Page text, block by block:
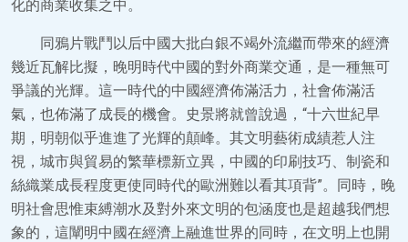
化的商業收集之中。
同鴉片戰鬥以后中國大批白銀不竭外流繼而帶來的經濟
幾近瓦解比擬，晚明時代中國的對外商業交通，是一種無可
爭議的光輝。這一時代的中國經濟佈滿活力，社會佈滿活
氣，也佈滿了成長的機會。史景將就曾說過，“十六世紀早
期，明朝似乎進進了光輝的顛峰。其文明藝術成績惹人注
視，城市與貿易的繁華標新立異，中國的印刷技巧、制瓷和
絲織業成長程度更使同時代的歐洲難以看其項背”。同時，晚
明社會思惟束縛潮水及對外來文明的包涵度也是超越我們想
象的，這闡明中國在經濟上融進世界的同時，在文明上也開